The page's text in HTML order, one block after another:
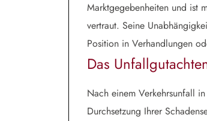
Marktgegebenheiten und ist
vertraut. Seine
Position in Verhandlungen
Das
Nach einem Verkehrsunfall
Durchsetzung Ihrer